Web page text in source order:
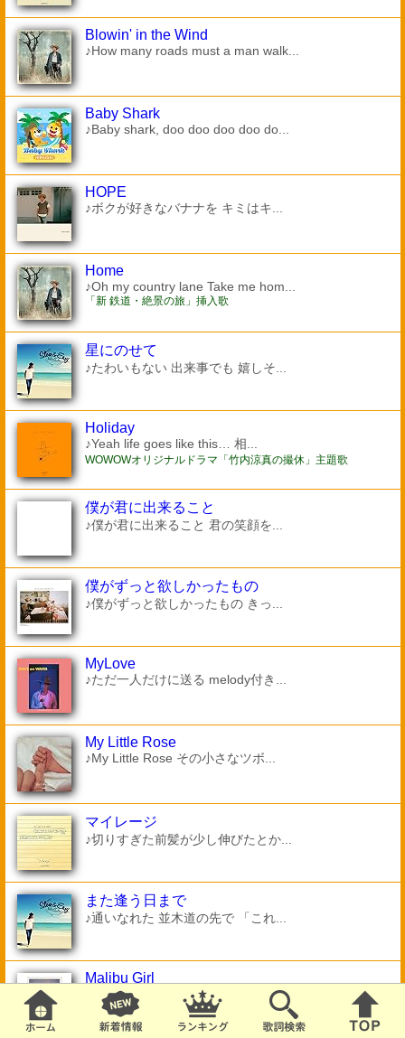
Blowin' in the Wind
♪How many roads must a man walk...
Baby Shark
♪Baby shark, doo doo doo doo do...
HOPE
♪ボクが好きなバナナを キミはキ...
Home
♪Oh my country lane Take me hom...
「新 鉄道・絶景の旅」挿入歌
星にのせて
♪たわいもない 出来事でも 嬉しそ...
Holiday
♪Yeah life goes like this… 相...
WOWOWオリジナルドラマ「竹内涼真の撮休」主題歌
僕が君に出来ること
♪僕が君に出来ること 君の笑顔を...
僕がずっと欲しかったもの
♪僕がずっと欲しかったもの きっ...
MyLove
♪ただ一人だけに送る melody付き...
My Little Rose
♪My Little Rose その小さなツボ...
マイレージ
♪切りすぎた前髪が少し伸びたとか...
また逢う日まで
♪通いなれた 並木道の先で 「これ...
Malibu Girl
♪海岸沿いのMermaid 最短距離でFr...